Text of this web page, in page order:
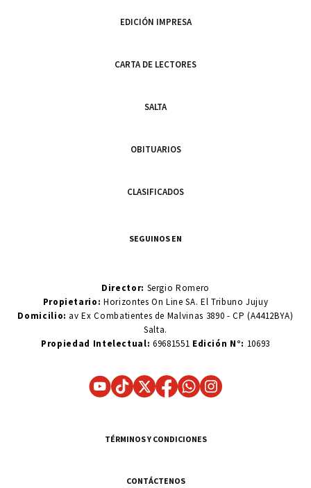
EDICIÓN IMPRESA
CARTA DE LECTORES
SALTA
OBITUARIOS
CLASIFICADOS
SEGUINOS EN
Director: Sergio Romero
Propietario:Horizontes On Line SA. El Tribuno Jujuy
Domicilio: av Ex Combatientes de Malvinas 3890 - CP (A4412BYA)
Salta.
Propiedad Intelectual: 69681551 Edición N°: 10693
TÉRMINOS Y CONDICIONES
CONTÁCTENOS